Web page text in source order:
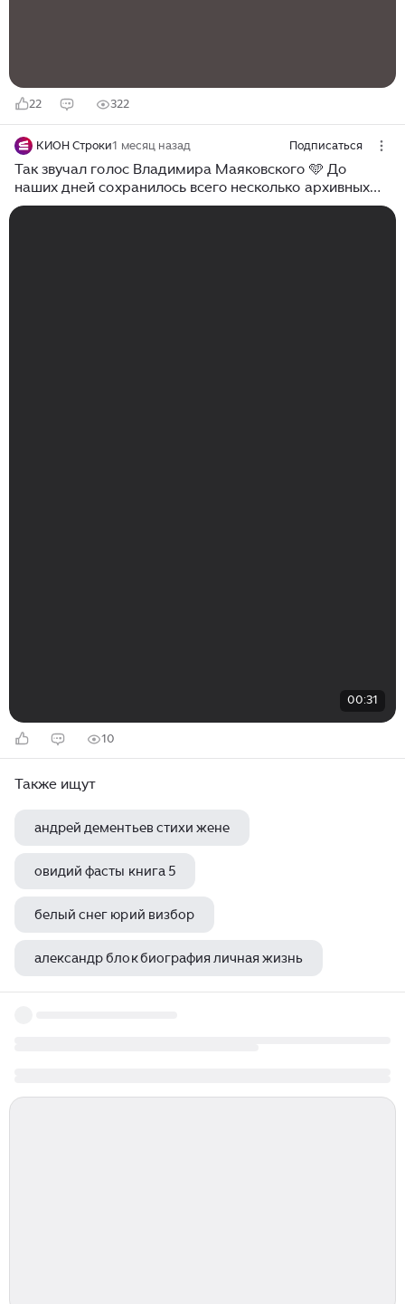
22 322
КИОН Строки1 месяц назад Подписаться
Так звучал голос Владимира Маяковского 🩵 До
наших дней сохранилось всего несколько архивных
записей.
00:31
10
Также ищут
андрей дементьев стихи жене
овидий фасты книга 5
белый снег юрий визбор
александр блок биография личная жизнь